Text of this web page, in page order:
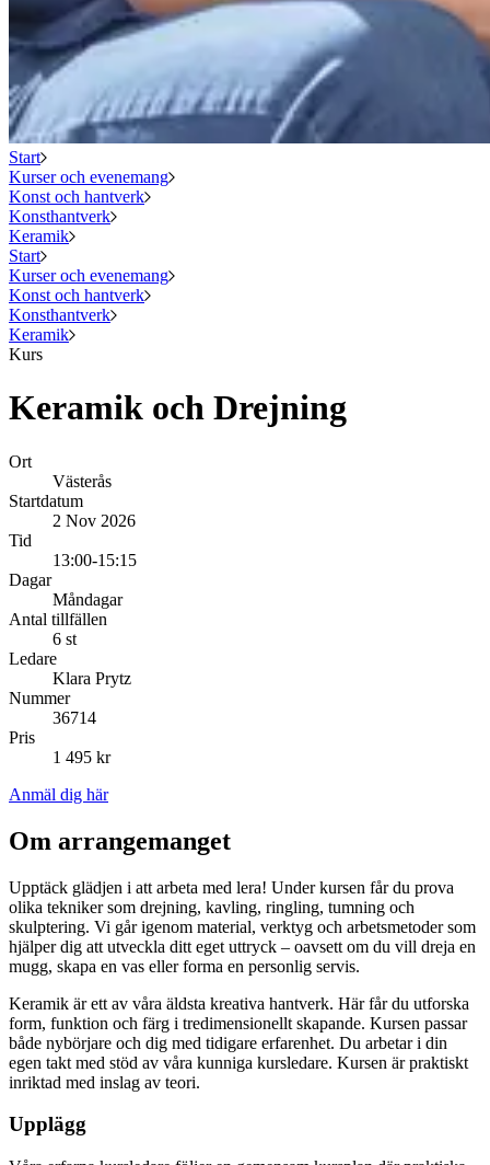
Start
Kurser och evenemang
Konst och hantverk
Konsthantverk
Keramik
Start
Kurser och evenemang
Konst och hantverk
Konsthantverk
Keramik
Kurs
Keramik och Drejning
Ort
Västerås
Startdatum
2 Nov 2026
Tid
13:00-15:15
Dagar
Måndagar
Antal tillfällen
6 st
Ledare
Klara Prytz
Nummer
36714
Pris
1 495 kr
Anmäl dig här
Om arrangemanget
Upptäck glädjen i att arbeta med lera! Under kursen får du prova
olika tekniker som drejning, kavling, ringling, tumning och
skulptering. Vi går igenom material, verktyg och arbetsmetoder som
hjälper dig att utveckla ditt eget uttryck – oavsett om du vill dreja en
mugg, skapa en vas eller forma en personlig servis.
Keramik är ett av våra äldsta kreativa hantverk. Här får du utforska
form, funktion och färg i tredimensionellt skapande. Kursen passar
både nybörjare och dig med tidigare erfarenhet. Du arbetar i din
egen takt med stöd av våra kunniga kursledare. Kursen är praktiskt
inriktad med inslag av teori.
Upplägg